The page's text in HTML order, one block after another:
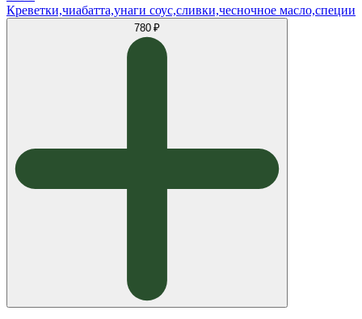
Креветки,чиабатта,унаги соус,сливки,чесночное масло,специи
780 ₽